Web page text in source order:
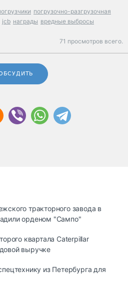
погрузочно-разгрузочная
jcb награды вредные выбросы
71 просмотров всего.
тракторного завода в
орденом "Сампо"
квартала Caterpillar
выручке
из Петербурга для